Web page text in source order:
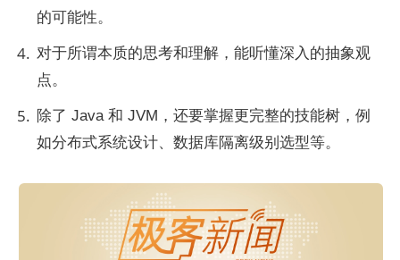
的可能性。
对于所谓本质的思考和理解，能听懂深入的抽象观
点。
除了 Java 和 JVM，还要掌握更完整的技能树，例
如分布式系统设计、数据库隔离级别选型等。